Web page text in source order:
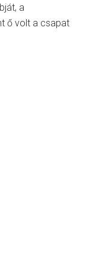
a
ő volt a csapat